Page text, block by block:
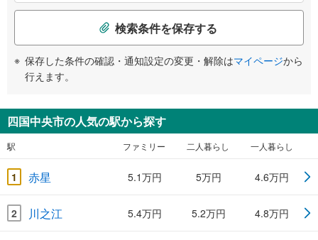
検索条件を保存する
保存した条件の確認・通知設定の変更・解除はマイページから
行えます。
四国中央市の人気の駅から探す
駅 ファミリー 二人暮らし 一人暮らし
1 赤星 5.1万円 5万円 4.6万円
2 川之江 5.4万円 5.2万円 4.8万円